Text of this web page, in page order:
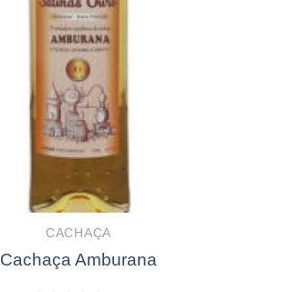
CACHAÇA
Cachaça Amburana